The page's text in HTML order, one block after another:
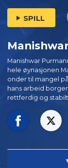
SPILL
Manishwar
hele øynasjonen
onder til mangel
hans arbeid
rettferdig og stabilt